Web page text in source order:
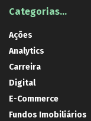
Categorias…
Ações
Analytics
Carreira
Digital
E-Commerce
Fundos Imobiliários